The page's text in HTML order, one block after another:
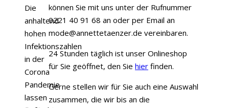
Die
anhaltend
hohen
Infektionszahlen
in der
Corona
Pandemie
lassen
können Sie mit uns unter der Rufnummer
0221 40 91 68 an oder per Email an
mode@annettetaenzer.de vereinbaren.
24 Stunden täglich ist unser Onlineshop
für Sie geöffnet, den Sie hier finden.
Gerne stellen wir für Sie auch eine Auswahl
zusammen, die wir bis an die